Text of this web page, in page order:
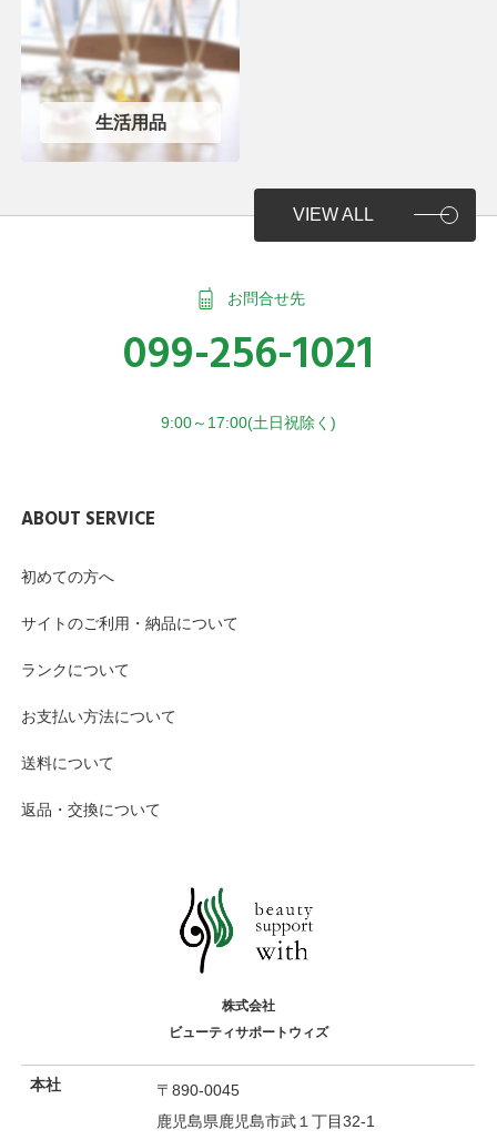
生活用品
VIEW ALL
お問合せ先
099-256-1021
9:00～17:00(土日祝除く)
ABOUT SERVICE
初めての方へ
サイトのご利用・納品について
ランクについて
お支払い方法について
送料について
返品・交換について
株式会社
ビューティサポートウィズ
本社
〒890-0045
鹿児島県鹿児島市武１丁目32-1